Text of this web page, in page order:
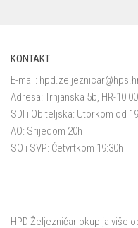
KONTAKT
E-mail:
Adresa: Trnjanska 5b, HR-10
SDI i Obiteljska: Utorkom od
AO: Srijedom 20h
SO i SVP: Četvrtkom 19:30h
HPD Željezničar okuplja više